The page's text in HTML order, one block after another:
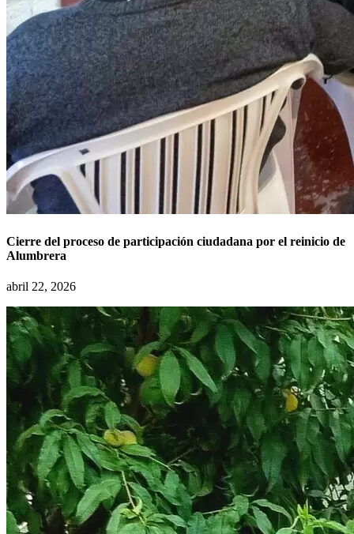
Cierre del proceso de participación ciudadana por el reinicio de
Alumbrera
abril 22, 2026